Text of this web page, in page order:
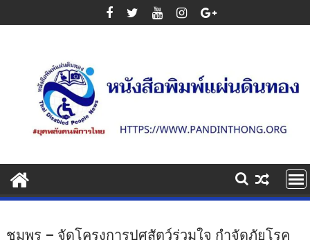
to
ชุมพร – จัดโครงการปศุสัตว์ร่วมใจ กำจัดภัยโรค